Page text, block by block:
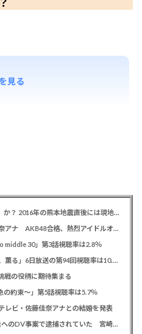
見る
中居正広氏 「ひそかに被災地支援」か？ 2016年の熊本地震直後には現地で炊き出し 親友・松本人志の闘病に心を痛め、頻繁に連絡も
レインボー 池田直人と結婚の佐藤佳奈アナ AKB48合格、熱烈アイドルオタク「さかなちゃん」として人気に、7月末に読売テレビ退社
30」第3話視聴率は2.8％
見上愛＆上坂樹里 NHK朝ドラ「風、薫る」6日放送の第94回視聴率は10.4％
の役柄に期待集まる
約束～」第5話視聴率は5.7％
レビ・佐藤佳奈アナとの結婚を発表
元EXILE黒木啓司 妻・宮崎麗果被告へのDV事案で逮捕されていた 宮崎は全身打撲、頭部裂傷及び打撲、頸部損傷の怪我